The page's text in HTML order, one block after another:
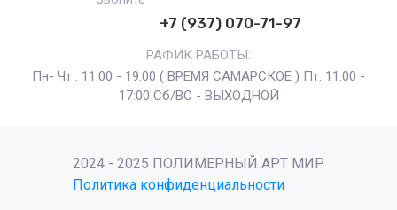
+7 (937) 070-71-97
РАФИК РАБОТЫ:
Пн- Чт : 11:00 - 19:00 ( ВРЕМЯ САМАРСКОЕ ) Пт: 11:00 -
17:00 Сб/ВС - ВЫХОДНОЙ
2024 - 2025 ПОЛИМЕРНЫЙ АРТ МИР
Политика конфиденциальности